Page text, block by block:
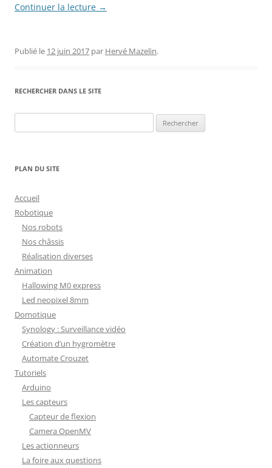
Continuer la lecture →
Publié le 12 juin 2017 par Hervé Mazelin.
RECHERCHER DANS LE SITE
PLAN DU SITE
Accueil
Robotique
Nos robots
Nos châssis
Réalisation diverses
Animation
Hallowing M0 express
Led neopixel 8mm
Domotique
Synology : Surveillance vidéo
Création d’un hygromètre
Automate Crouzet
Tutoriels
Arduino
Les capteurs
Capteur de flexion
Camera OpenMV
Les actionneurs
La foire aux questions